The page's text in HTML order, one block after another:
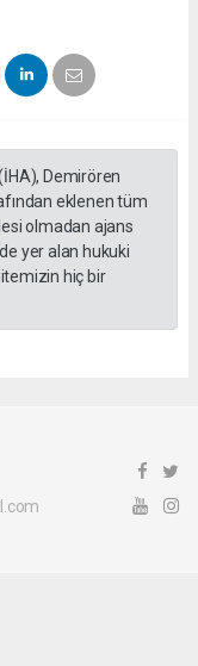
Demirören
eklenen tüm
olmadan ajans
yer alan hukuki
hiç bir